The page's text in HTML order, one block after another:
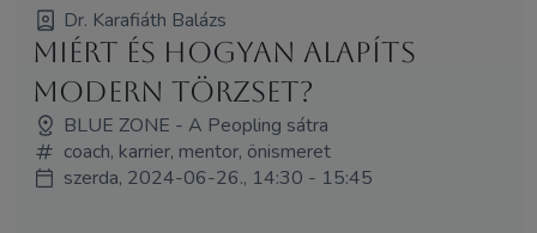
Dr. Karafiáth Balázs
Miért és hogyan alapíts
modern törzset?
BLUE ZONE - A Peopling sátra
coach, karrier, mentor, önismeret
szerda, 2024-06-26., 14:30 - 15:45